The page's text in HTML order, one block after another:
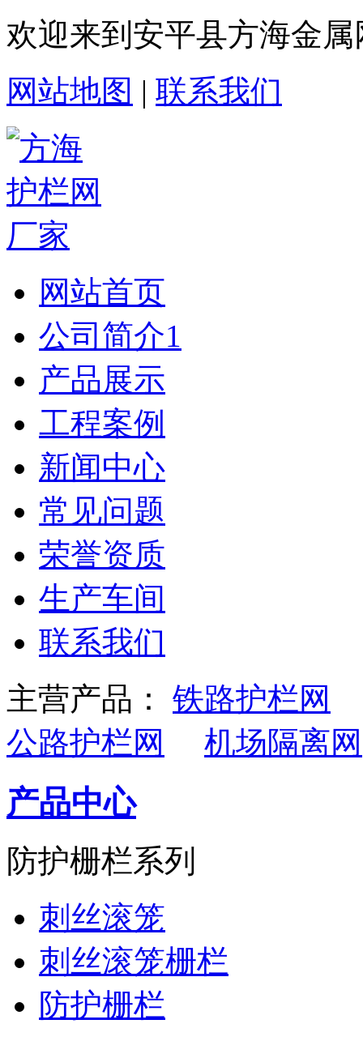
欢迎来到安平县方海金
网站地图 | 联系我们
网站首页
公司简介1
产品展示
工程案例
新闻中心
常见问题
荣誉资质
生产车间
联系我们
主营产品： 铁路护栏网
公路护栏网
机场隔离网
产品中心
防护栅栏系列
刺丝滚笼
刺丝滚笼栅栏
防护栅栏